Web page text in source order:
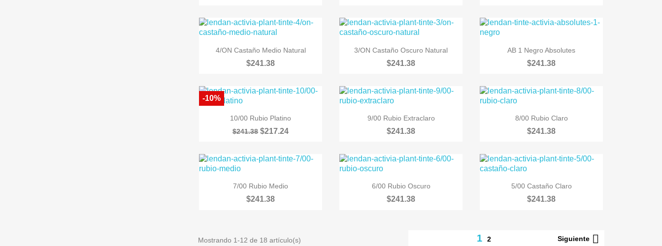
 Vista rápida
4/ON Castaño Medio Natural
$241.38
 Vista rápida
3/ON Castaño Oscuro Natural
$241.38
 Vista rápida
AB 1 Negro Absolutes
$241.38
 Vista rápida
10/00 Rubio Platino
$241.38 $217.24
-10%
 Vista rápida
9/00 Rubio Extraclaro
$241.38
 Vista rápida
8/00 Rubio Claro
$241.38
 Vista rápida
7/00 Rubio Medio
$241.38
 Vista rápida
6/00 Rubio Oscuro
$241.38
 Vista rápida
5/00 Castaño Claro
$241.38
Mostrando 1-12 de 18 artículo(s) 12 Siguiente 